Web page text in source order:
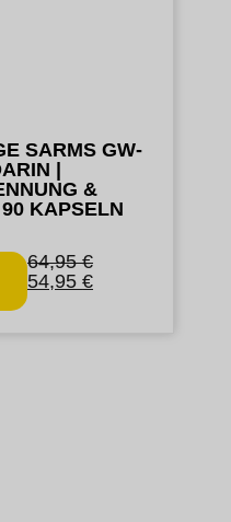
SARMS GW-
|
&
KAPSELN
64,95€
54,95€